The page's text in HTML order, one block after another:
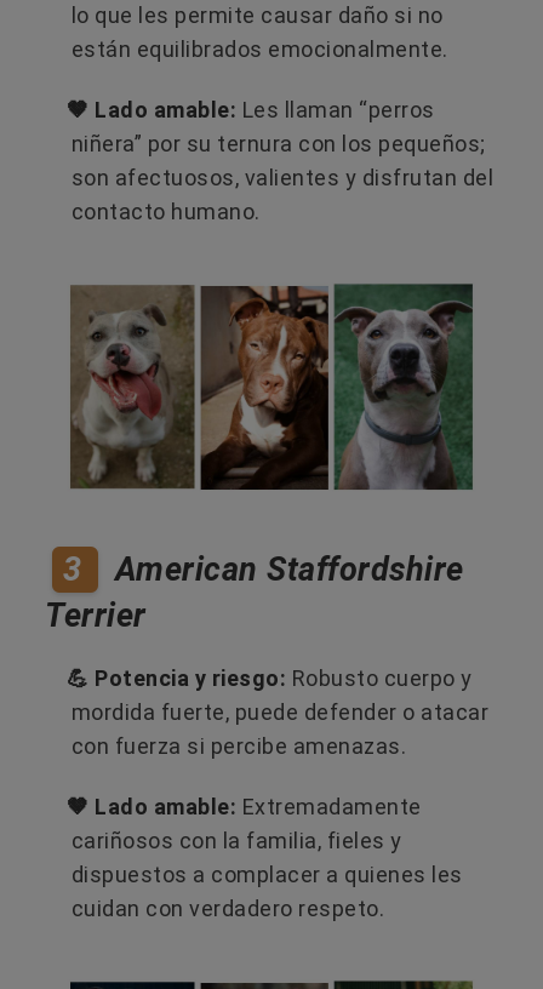
lo que les permite causar daño si no
están equilibrados emocionalmente.
🤎 Lado amable: Les llaman “perros
niñera” por su ternura con los pequeños;
son afectuosos, valientes y disfrutan del
contacto humano.
3
American Staffordshire
Terrier
💪 Potencia y riesgo: Robusto cuerpo y
mordida fuerte, puede defender o atacar
con fuerza si percibe amenazas.
🤎 Lado amable: Extremadamente
cariñosos con la familia, fieles y
dispuestos a complacer a quienes les
cuidan con verdadero respeto.